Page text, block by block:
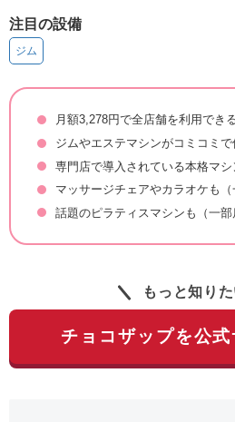
注目の設備
ジム
月額3,278円で全店舗を利用でき
ジムやエステマシンがコミコミで
専門店で導入されている本格マシ
マッサージチェアやカラオケも（
話題のピラティスマシンも（一部
もっと知りた
チョコザップを公